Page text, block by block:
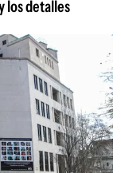
los detalles